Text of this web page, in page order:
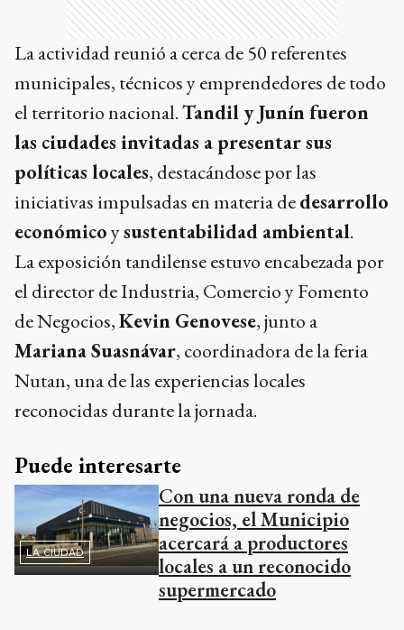
La actividad reunió a cerca de 50 referentes
municipales, técnicos y emprendedores de todo
el territorio nacional.Tandil y Junín fueron
las ciudades invitadas a presentar sus
políticas locales, destacándose por las
iniciativas impulsadas en materia dedesarrollo
económicoysustentabilidad ambiental.
La exposición tandilense estuvo encabezada por
el director de Industria, Comercio y Fomento
de Negocios,Kevin Genovese, junto a
Mariana Suasnávar, coordinadora de la feria
Nutan, una de las experiencias locales
reconocidas durante la jornada.
Puede interesarte
LA CIUDAD
Con una nueva ronda de
negocios, el Municipio
acercará a productores
locales a un reconocido
supermercado